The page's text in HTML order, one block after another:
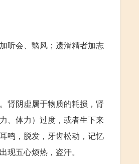
听会、翳风；遗滑精者加志
肾阴虚属于物质的耗损，肾
、体力）过度，或者生下来
鸣，脱发，牙齿松动，记忆
五心烦热，盗汗。